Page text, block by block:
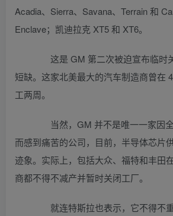
Acadia、Sierra、Savana、Terrain 和
Enclave；凯迪拉克 XT5 和 XT6。
这是 GM 第二次被迫宣布临时
短缺。这家北美最大的汽车制造商曾在
工两周。
当然，GM 并不是唯一一家因
而感到痛苦的公司，目前，半导体芯片
迹象。实际上，包括大众、福特和丰田
商都不得不减产并暂时关闭工厂。
就连特斯拉也表示，它不得不